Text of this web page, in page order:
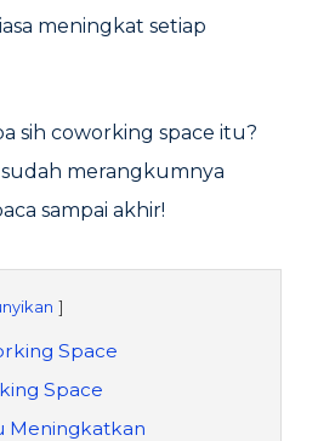
meningkat setiap
sih coworking space itu?
merangkumnya
sampai akhir!
Space
Space
Meningkatkan